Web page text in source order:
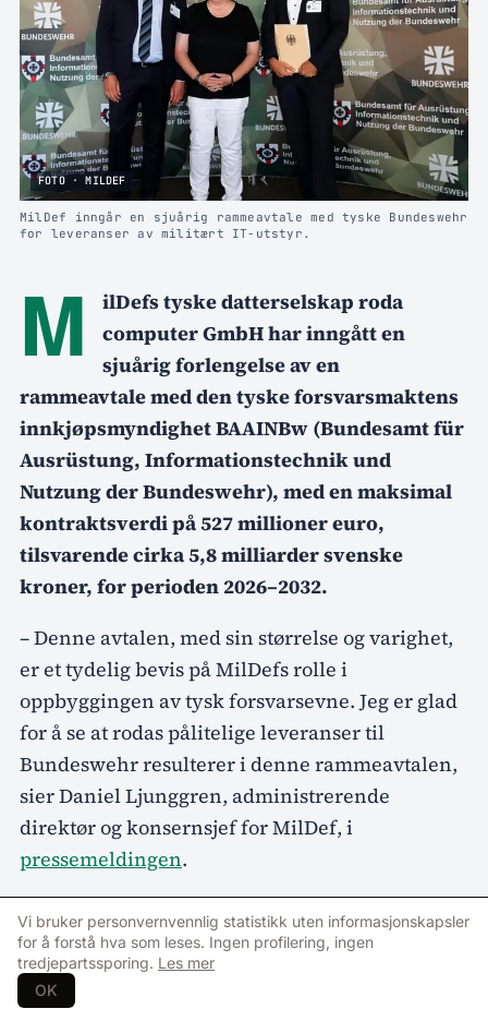
FOTO · MILDEF
MilDef inngår en sjuårig rammeavtale med tyske Bundeswehr
for leveranser av militært IT-utstyr.
M
ilDefs tyske datterselskap roda
computer GmbH har inngått en
sjuårig forlengelse av en
rammeavtale med den tyske forsvarsmaktens
innkjøpsmyndighet BAAINBw (Bundesamt für
Ausrüstung, Informationstechnik und
Nutzung der Bundeswehr), med en maksimal
kontraktsverdi på 527 millioner euro,
tilsvarende cirka 5,8 milliarder svenske
kroner, for perioden 2026–2032.
– Denne avtalen, med sin størrelse og varighet,
er et tydelig bevis på MilDefs rolle i
oppbyggingen av tysk forsvarsevne. Jeg er glad
for å se at rodas pålitelige leveranser til
Bundeswehr resulterer i denne rammeavtalen,
sier Daniel Ljunggren, administrerende
direktør og konsernsjef for MilDef, i
pressemeldingen.
MilDef opplyser at en første avropordre på 95,4
millioner euro, cirka 1,1 milliarder svenske
kroner, samtidig er plassert. Leveranser
innenfor rammen av denne ordren forventes å
Vi bruker personvernvennlig statistikk uten informasjonskapsler
for å forstå hva som leses. Ingen profilering, ingen
tredjepartssporing. Les mer
OK